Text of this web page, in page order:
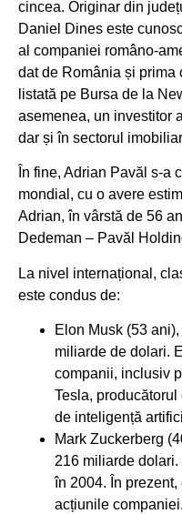
cincea. Originar din
Daniel Dines este
al companiei româno-
dat de România și prima
listată pe Bursa de la
asemenea, un investitor
dar și în sectorul
În fine, Adrian Pavăl s-a
mondial, cu o avere
Adrian, în vârstă de 56
Dedeman – Pavăl
La nivel internațional,
este condus de:
Elon Musk (53
miliarde de dolari.
companii, inclusiv
Tesla, producătorul
de inteligență
Mark Zuckerberg
216 miliarde
în 2004. În
acțiunile